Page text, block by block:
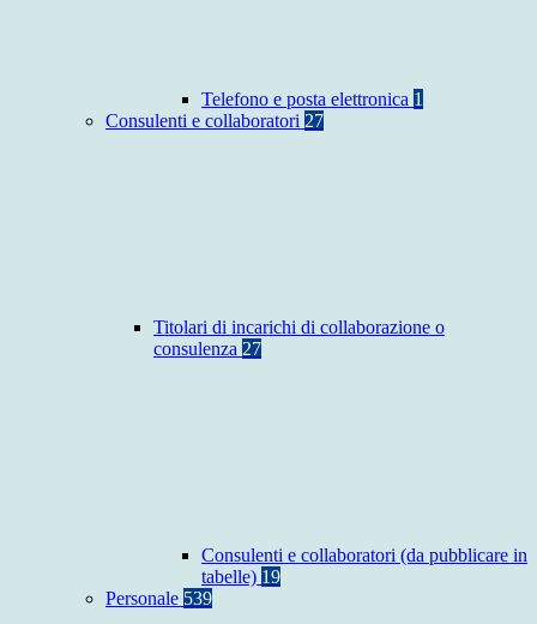
Telefono e posta elettronica 1
Consulenti e collaboratori 27
Titolari di incarichi di collaborazione o
consulenza 27
Consulenti e collaboratori (da pubblicare in
tabelle) 19
Personale 539